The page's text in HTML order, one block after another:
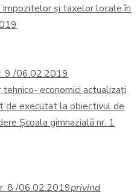
şi taxelor locale în
9 /06.02.2019
economici actualizați
de executat la obiectivul de
Școala gimnazială nr. 1
8 /06.02.2019privind